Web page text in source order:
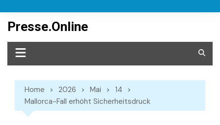
content
Presse.Online
Home 2026 Mai
14
Mallorca-Fall erhöht Sicherheitsdruck